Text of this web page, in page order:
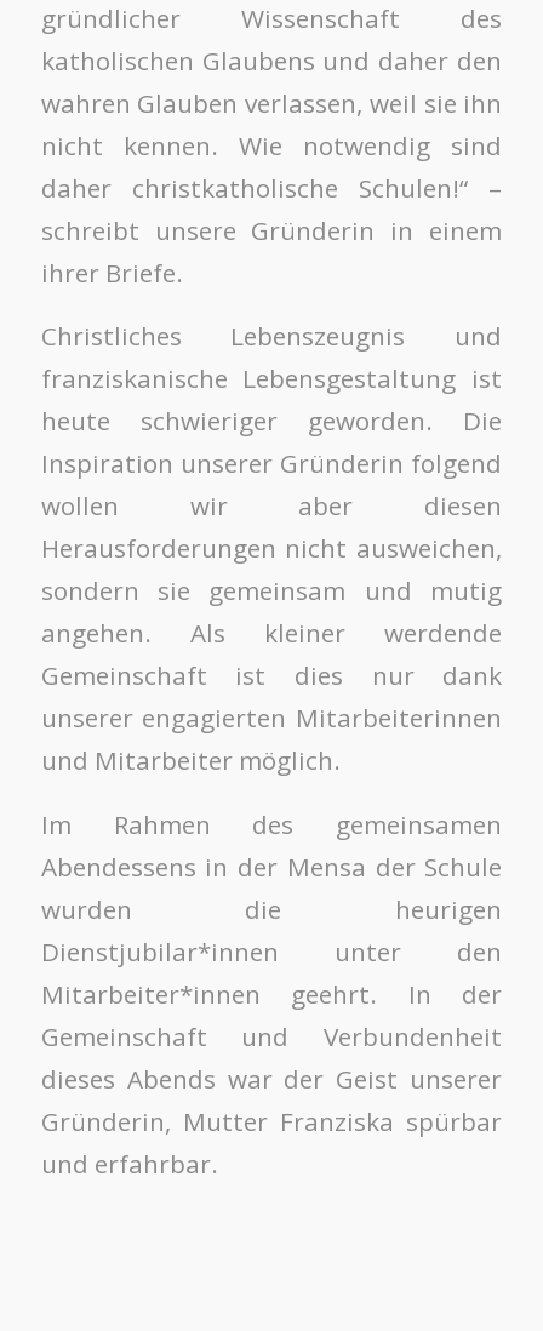
gründlicher Wissenschaft des
katholischen Glaubens und daher den
wahren Glauben verlassen, weil sie ihn
nicht kennen. Wie notwendig sind
daher christkatholische Schulen!“ –
schreibt unsere Gründerin in einem
ihrer Briefe.
Christliches Lebenszeugnis und
franziskanische Lebensgestaltung ist
heute schwieriger geworden. Die
Inspiration unserer Gründerin folgend
wollen wir aber diesen
Herausforderungen nicht ausweichen,
sondern sie gemeinsam und mutig
angehen. Als kleiner werdende
Gemeinschaft ist dies nur dank
unserer engagierten Mitarbeiterinnen
und Mitarbeiter möglich.
Im Rahmen des gemeinsamen
Abendessens in der Mensa der Schule
wurden die heurigen
Dienstjubilar*innen unter den
Mitarbeiter*innen geehrt. In der
Gemeinschaft und Verbundenheit
dieses Abends war der Geist unserer
Gründerin, Mutter Franziska spürbar
und erfahrbar.